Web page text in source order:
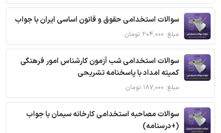
سوالات استخدامی حقوق و قانون اساسی ایران با جواب
مبلغ: ۲۰۴,۰۰۰ تومان
سوالات استخدامی شب آزمون کارشناس امور فرهنگی
کمیته امداد با پاسخنامه تشریحی
مبلغ: ۱۸۷,۰۰۰ تومان
سوالات مصاحبه استخدامی کارخانه سیمان با جواب
(+درسنامه)